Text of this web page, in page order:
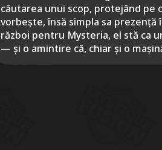
căutarea unui scop, protejând pe
vorbește, însă simpla sa
război pentru Mysteria, el stă ca
— și o amintire că, chiar și o